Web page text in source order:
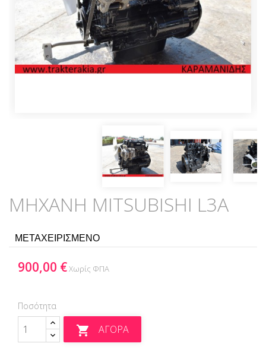
ΜΗΧΑΝΗ MITSUBISHI L3A
ΜΕΤΑΧΕΙΡΙΣΜΕΝΟ
900,00 €Χωρίς ΦΠΑ
Ποσότητα
 ΑΓΟΡΆ